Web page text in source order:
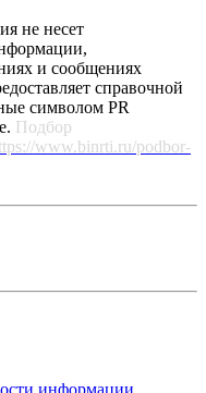
не несет
и сообщениях
справочной
символом PR
Подбор
www.binrti.ru/podbor-
информации